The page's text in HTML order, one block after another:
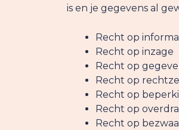
is en je gegevens al
Recht op
Recht op inzage
Recht op
Recht op
Recht op
Recht op
Recht op